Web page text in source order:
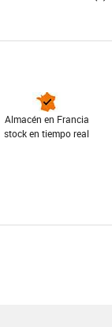
Almacén en Francia
stock en tiempo real